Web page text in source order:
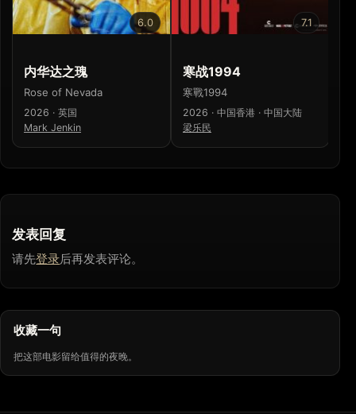
6.0
内华达之瑰
Rose of Nevada
2026 · 英国
Mark Jenkin
7.1
寒战1994
寒戰1994
2026 · 中国香港 · 中国大陆
梁乐民
发表回复
请先登录后再发表评论。
收藏一句
把这部电影留给值得的夜晚。